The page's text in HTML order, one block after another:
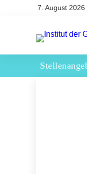
7. August